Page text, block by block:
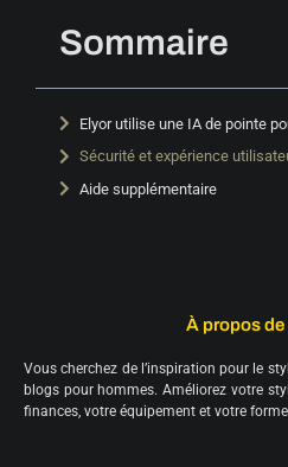
Sommaire
Elyor utilise une IA de pointe
Sécurité et expérience
Aide supplémentaire
À propos
Vous cherchez de l’inspiration pour le
blogs pour hommes. Améliorez votre
finances, votre équipement et votre